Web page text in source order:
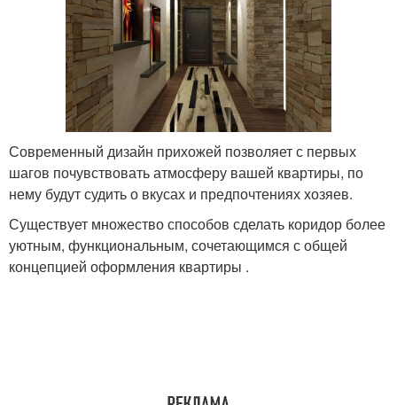
Современный дизайн прихожей позволяет с первых
шагов почувствовать атмосферу вашей квартиры, по
нему будут судить о вкусах и предпочтениях хозяев.
Существует множество способов сделать коридор более
уютным, функциональным, сочетающимся с общей
концепцией оформления квартиры .